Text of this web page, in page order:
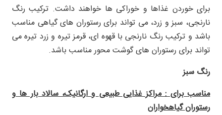
براى خوردن غذاها و خوراکی ها خواهند داشت. ترکیب رنگ
نارنجی، سبز و زرد، می تواند برای رستوران های گیاهی مناسب
باشد و ترکیب رنگ نارنجی با قهوه ای، قرمز تیره و زرد تیره می
تواند برای رستوران های گوشت محور مناسب باشد.
رنگ سبز
مناسب برای : مراکز غذایی طبیعی و ارگانیک، سالاد بار ها و
رستوران گیاهخواران